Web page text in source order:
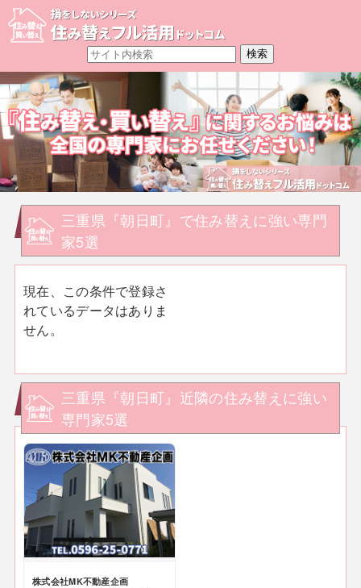
三重県『朝日町』で住み替えに強い専門
家5選
現在、この条件で登録さ
れているデータはありま
せん。
三重県『朝日町』近隣の住み替えに強い
専門家5選
株式会社MK不動産企画